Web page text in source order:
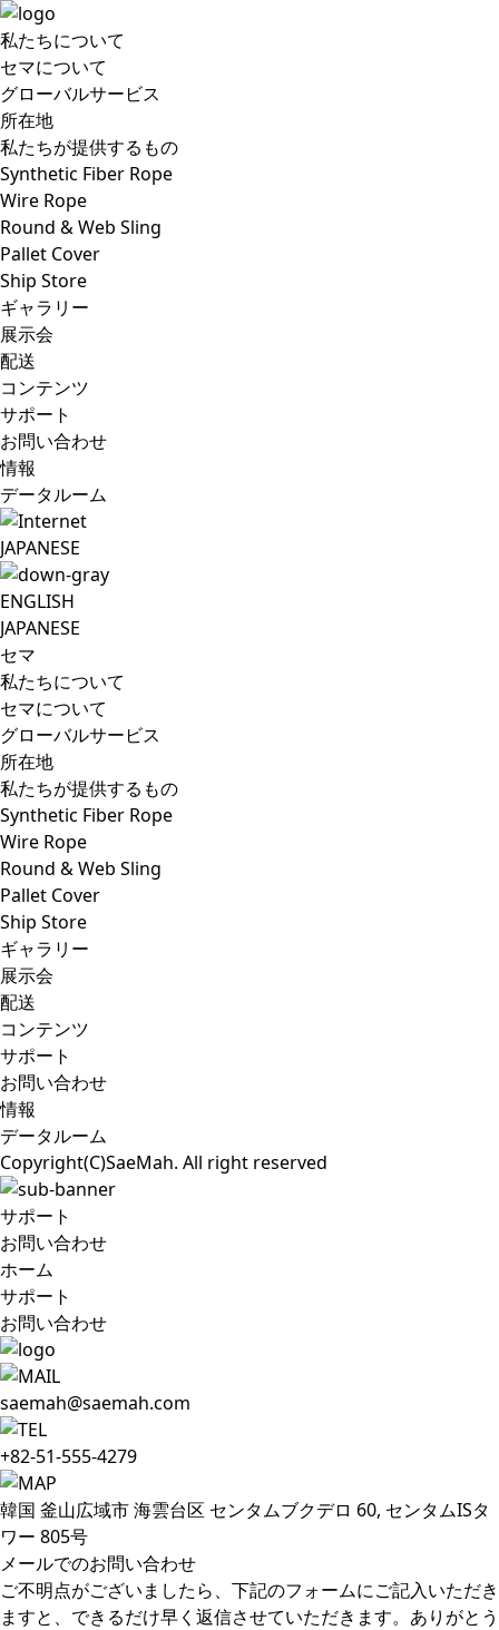
私たちについて
セマについて
グローバルサービス
所在地
私たちが提供するもの
Synthetic Fiber Rope
Wire Rope
Round & Web Sling
Pallet Cover
Ship Store
ギャラリー
展示会
配送
コンテンツ
サポート
お問い合わせ
情報
データルーム
JAPANESE
ENGLISH
JAPANESE
セマ
私たちについて
セマについて
グローバルサービス
所在地
私たちが提供するもの
Synthetic Fiber Rope
Wire Rope
Round & Web Sling
Pallet Cover
Ship Store
ギャラリー
展示会
配送
コンテンツ
サポート
お問い合わせ
情報
データルーム
Copyright(C)SaeMah. All right reserved
サポート
お問い合わせ
ホーム
サポート
お問い合わせ
saemah@saemah.com
+82-51-555-4279
韓国 釜山広域市 海雲台区 センタムブクデロ 60, センタムISタ
ワー 805号
メールでのお問い合わせ
ご不明点がございましたら、下記のフォームにご記入いただき
ますと、できるだけ早く返信させていただきます。ありがとう